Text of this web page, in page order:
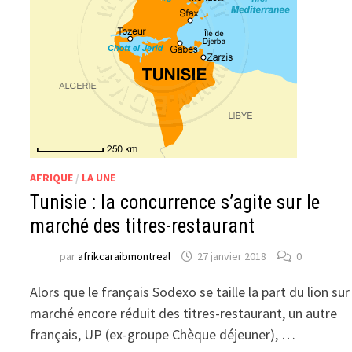
AFRIQUE / LA UNE
Tunisie : la concurrence s’agite sur le
marché des titres-restaurant
parafrikcaraibmontreal 27 janvier 2018 0
Alors que le français Sodexo se taille la part du lion
marché encore réduit des titres-restaurant, un autre
français, UP (ex-groupe Chèque déjeuner), …